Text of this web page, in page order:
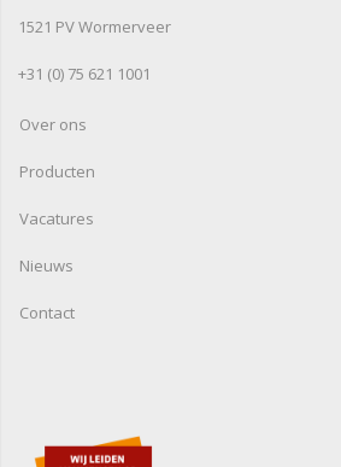
1521 PV Wormerveer
+31 (0) 75 621 1001
Over ons
Producten
Vacatures
Nieuws
Contact